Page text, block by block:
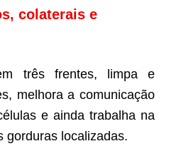
colaterais e
três frentes, limpa e
melhora a comunicação
e ainda trabalha na
gorduras localizadas.